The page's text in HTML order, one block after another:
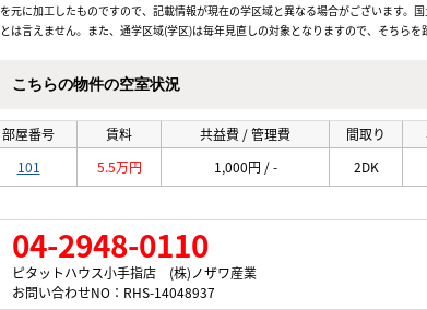
元に加工したものですので、記載情報が現在の学区域と異なる場合がございます。
は言えません。また、通学区域(学区)は毎年見直しの対象となりますので、そちらを
こちらの物件の空室状況
部屋番号 賃料 共益費 / 管理費 間取り
101
5.5万円 1,000円 / - 2DK
04-2948-0110
ピタットハウス小手指店 (株)ノザワ産業
お問い合わせNO：RHS-14048937